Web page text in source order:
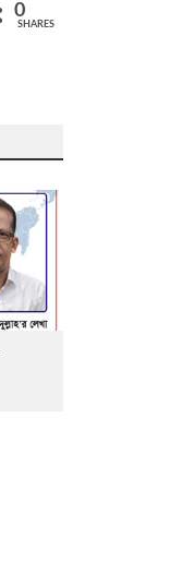
0
SHARES